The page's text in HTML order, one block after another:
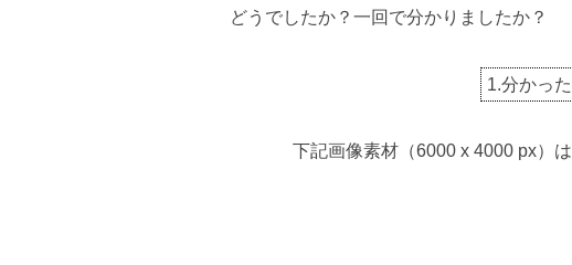
どうでしたか？一回で分かりましたか？
1.分かった
下記画像素材（6000 x 4000 px）